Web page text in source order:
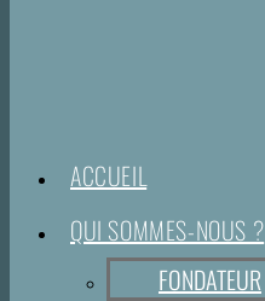
ACCUEIL
QUI SOMMES-NOUS ?
FONDATEUR